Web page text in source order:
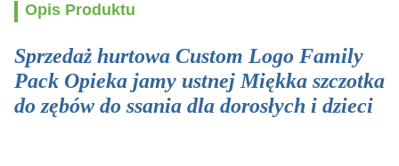
Opis Produktu
Sprzedaż hurtowa Custom Logo Family
Pack Opieka jamy ustnej Miękka szczotka
do zębów do ssania dla dorosłych i dzieci